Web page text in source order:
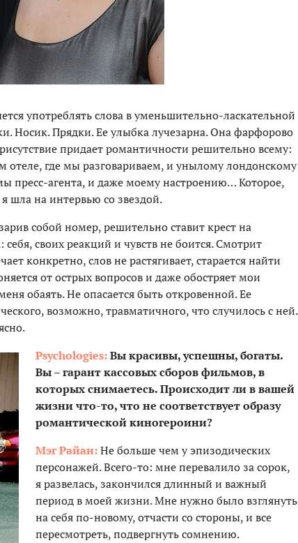
употреблять слова в уменьшительно-ласкательной
Носик. Прядки. Ее улыбка лучезарна. Она фарфорово
придает романтичности решительно всему:
отеле, где мы разговариваем, и унылому лондонскому
пресс-агента, и даже моему настроению… Которое,
шла на интервью со звездой.
собой номер, решительно ставит крест на
своих реакций и чувств не боится. Смотрит
конкретно, слов не растягивает, старается найти
от острых вопросов и даже обостряет мои
обаять. Не опасается быть откровенной. Ее
возможно, травматичного, что случилось с ней.
Psychologies:Вы красивы, успешны, богаты.
Вы – гарант кассовых сборов фильмов, в
которых снимаетесь. Происходит ли в вашей
жизни что-то, что не соответствует образу
романтической киногероини?
Мэг Райан:Не больше чем у эпизодических
персонажей. Всего-то: мне перевалило за сорок,
я развелась, закончился длинный и важный
период в моей жизни. Мне нужно было взглянуть
на себя по-новому, отчасти со стороны, и все
пересмотреть, подвергнуть сомнению.